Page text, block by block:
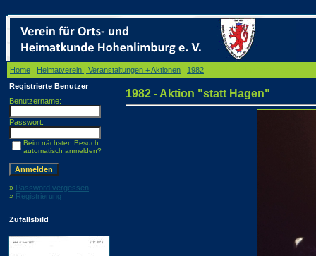
Home Heimatverein | Veranstaltungen + Aktionen 1982
Registrierte Benutzer
Benutzername:
Passwort:
Beim nächsten Besuch
automatisch anmelden?
» Password vergessen
» Registrierung
Zufallsbild
1982 - Aktion "statt Hagen"